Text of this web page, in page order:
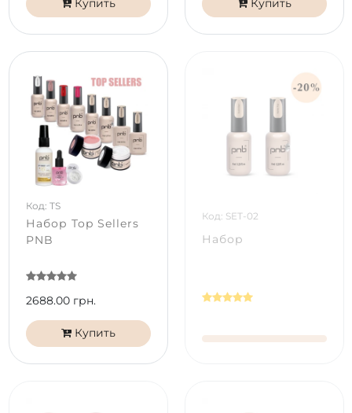
Купить Купить
Код: TS
Набор Top Sellers
PNB
2688.00 грн.
Купить
Код: SET-02
Набор